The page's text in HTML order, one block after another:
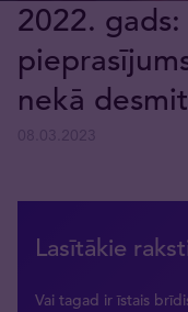
2022.
nekā
Lasītākie
Vai tagad ir īstais